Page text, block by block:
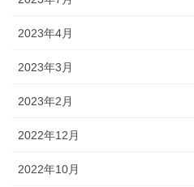
2023年4月
2023年3月
2023年2月
2022年12月
2022年10月